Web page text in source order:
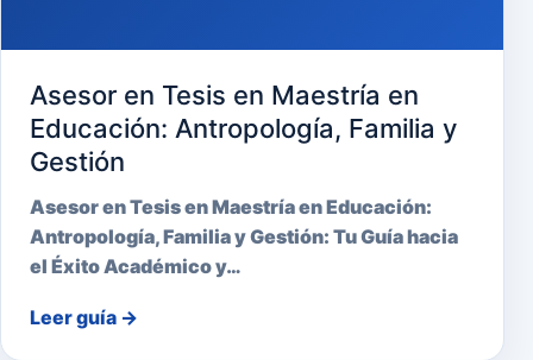
Asesor en Tesis en Maestría en
Educación: Antropología, Familia y
Gestión
Asesor en Tesis en Maestría en Educación:
Antropología, Familia y Gestión: Tu Guía hacia
el Éxito Académico y…
Leer guía →